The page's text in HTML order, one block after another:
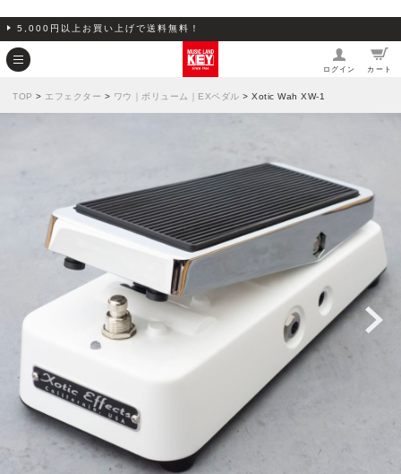
5,000円以上お買い上げで送料無料！
ログイン カート
TOP > エフェクター > ワウ｜ボリューム｜EXペダル > Xotic Wah XW-1